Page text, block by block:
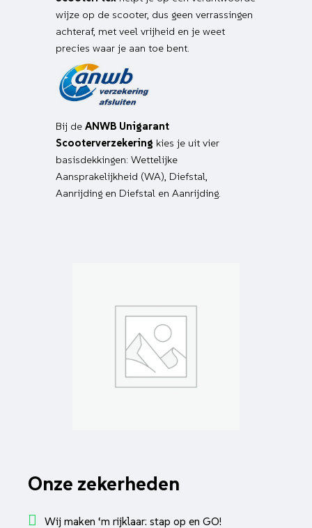
wijze op de scooter, dus geen verrassingen
achteraf, met veel vrijheid en je weet
precies waar je aan toe bent.
Bij de ANWB Unigarant
Scooterverzekering kies je uit vier
basisdekkingen: Wettelijke
Aansprakelijkheid (WA), Diefstal,
Aanrijding en Diefstal en Aanrijding.
Onze zekerheden
Wij maken ‘m rijklaar: stap op en GO!